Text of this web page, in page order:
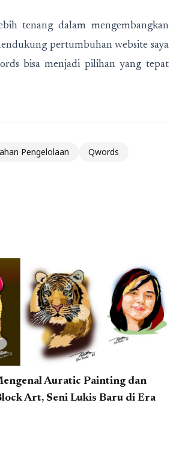
tenang dalam mengembangkan
pertumbuhan website saya
bisa menjadi pilihan yang tepat
Pengelolaan
Qwords
Auratic Painting dan
Art, Seni Lukis Baru di Era